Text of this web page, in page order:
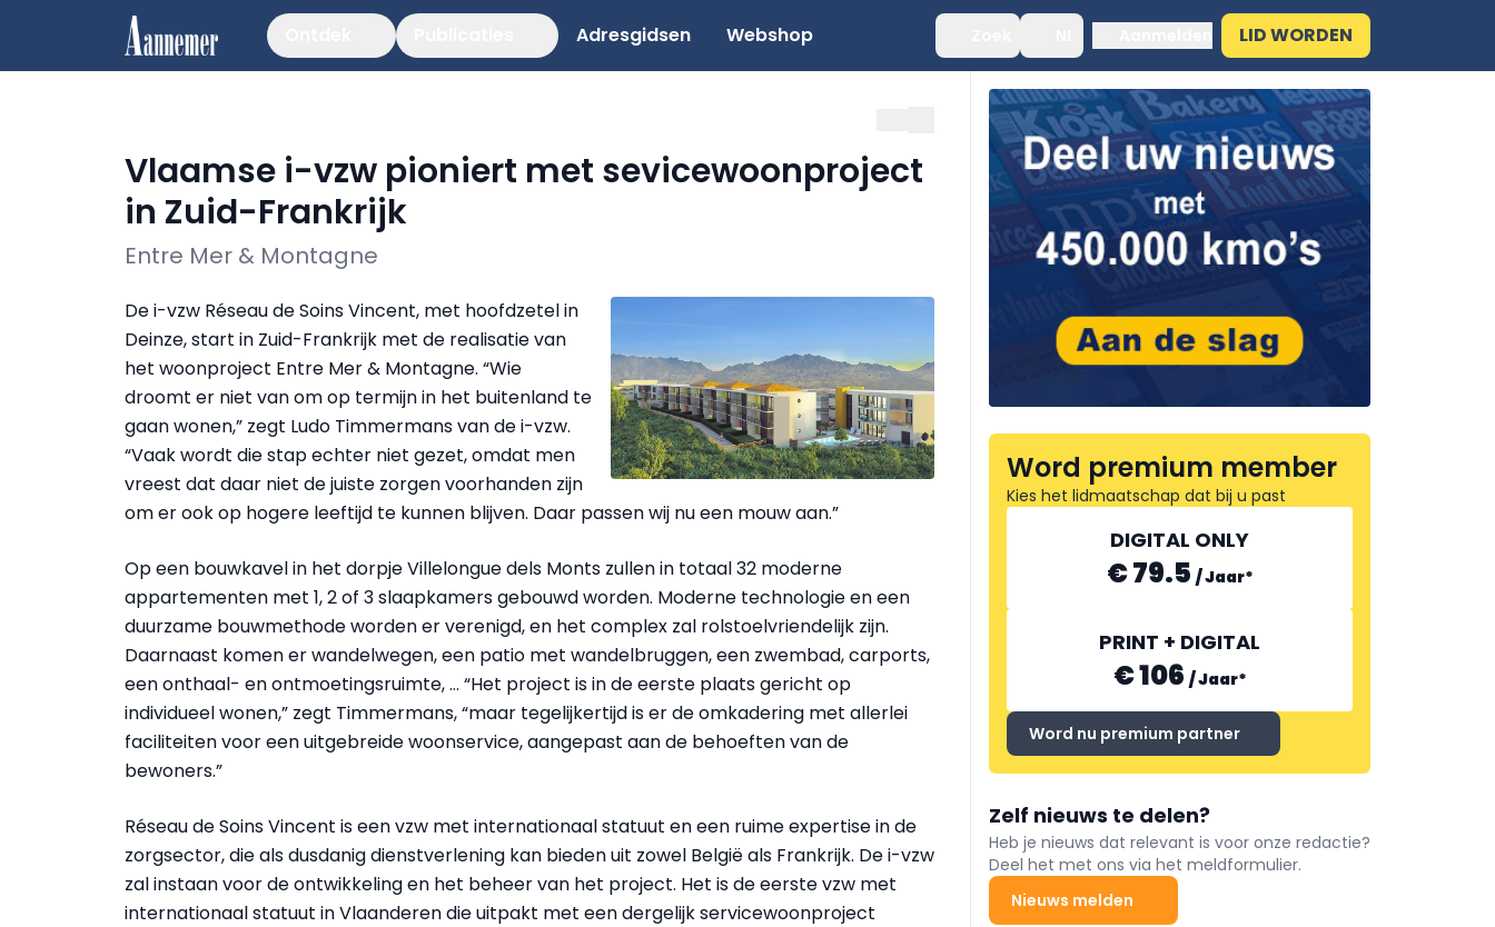
Adresgidsen Webshop LID WORDEN
Vlaamse i-vzw pioniert met sevicewoonproject
in Zuid-Frankrijk
Entre Mer & Montagne
De i-vzw Réseau de Soins Vincent, met hoofdzetel in
Deinze, start in Zuid-Frankrijk met de realisatie van
het woonproject Entre Mer & Montagne. “Wie
droomt er niet van om op termijn in het buitenland te
gaan wonen,” zegt Ludo Timmermans van de i-vzw.
“Vaak wordt die stap echter niet gezet, omdat men
vreest dat daar niet de juiste zorgen voorhanden zijn
om er ook op hogere leeftijd te kunnen blijven. Daar passen wij nu een mouw aan.”
Op een bouwkavel in het dorpje Villelongue dels Monts zullen in totaal 32 moderne
appartementen met 1, 2 of 3 slaapkamers gebouwd worden. Moderne technologie en een
duurzame bouwmethode worden er verenigd, en het complex zal rolstoelvriendelijk zijn.
Daarnaast komen er wandelwegen, een patio met wandelbruggen, een zwembad, carports,
een onthaal- en ontmoetingsruimte, … “Het project is in de eerste plaats gericht op
individueel wonen,” zegt Timmermans, “maar tegelijkertijd is er de omkadering met allerlei
faciliteiten voor een uitgebreide woonservice, aangepast aan de behoeften van de
bewoners.”
Réseau de Soins Vincent is een vzw met internationaal statuut en een ruime expertise in de
zorgsector, die als dusdanig dienstverlening kan bieden uit zowel België als Frankrijk. De i-vzw
zal instaan voor de ontwikkeling en het beheer van het project. Het is de eerste vzw met
internationaal statuut in Vlaanderen die uitpakt met een dergelijk servicewoonproject
Word premium member
Kies het lidmaatschap dat bij u past
DIGITAL ONLY
€ 79.5 /Jaar*
PRINT + DIGITAL
€ 106 /Jaar*
Word nu premium partner
Zelf nieuws te delen?
Heb je nieuws dat relevant is voor onze redactie?
Deel het met ons via het meldformulier.
Nieuws melden